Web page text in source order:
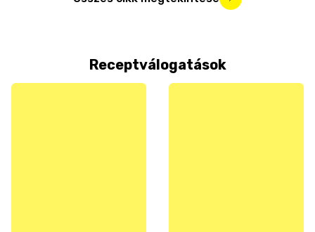
Receptválogatások